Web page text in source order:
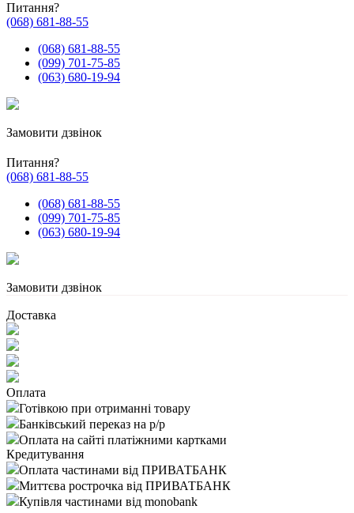
Питання?
(068) 681-88-55
(068) 681-88-55
(099) 701-75-85
(063) 680-19-94
Замовити дзвінок
Питання?
(068) 681-88-55
(068) 681-88-55
(099) 701-75-85
(063) 680-19-94
Замовити дзвінок
Доставка
Оплата
Готівкою при отриманні товару
Банківський переказ на р/р
Оплата на сайті платіжними картками
Кредитування
Оплата частинами від ПРИВАТБАНК
Миттєва рострочка від ПРИВАТБАНК
Купівля частинами від monobank